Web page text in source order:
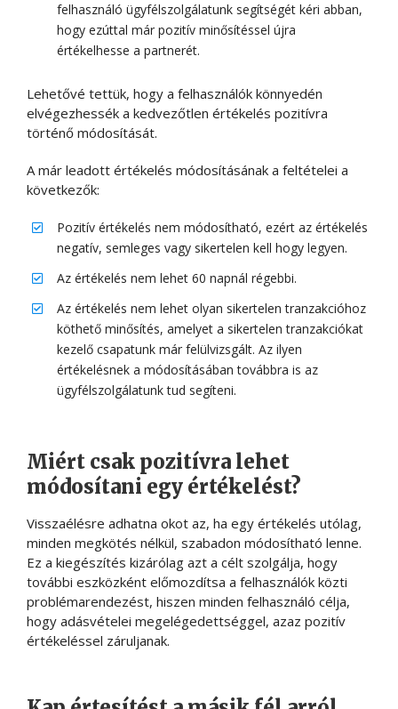
felhasználó ügyfélszolgálatunk segítségét kéri abban,
hogy ezúttal már pozitív minősítéssel újra
értékelhesse a partnerét.
Lehetővé tettük, hogy a felhasználók könnyedén
elvégezhessék a kedvezőtlen értékelés pozitívra
történő módosítását.
A már leadott értékelés módosításának a feltételei a
következők:
Pozitív értékelés nem módosítható, ezért az értékelés
negatív, semleges vagy sikertelen kell hogy legyen.
Az értékelés nem lehet 60 napnál régebbi.
Az értékelés nem lehet olyan sikertelen tranzakcióhoz
köthető minősítés, amelyet a sikertelen tranzakciókat
kezelő csapatunk már felülvizsgált. Az ilyen
értékelésnek a módosításában továbbra is az
ügyfélszolgálatunk tud segíteni.
Miért csak pozitívra lehet
módosítani egy értékelést?
Visszaélésre adhatna okot az, ha egy értékelés utólag,
minden megkötés nélkül, szabadon módosítható lenne.
Ez a kiegészítés kizárólag azt a célt szolgálja, hogy
további eszközként előmozdítsa a felhasználók közti
problémarendezést, hiszen minden felhasználó célja,
hogy adásvételei megelégedettséggel, azaz pozitív
értékeléssel záruljanak.